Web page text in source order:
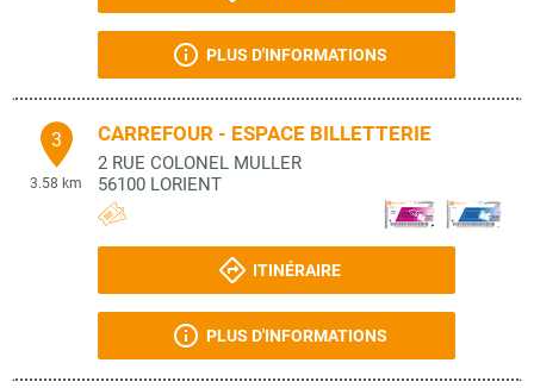
PLUS D'INFORMATIONS
3
3.58 km
CARREFOUR - ESPACE BILLETTERIE
2 RUE COLONEL MULLER
56100 LORIENT
ITINÉRAIRE
PLUS D'INFORMATIONS